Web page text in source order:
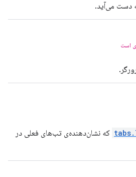
است
که نشان‌دهنده‌ی تب‌های فعلی در